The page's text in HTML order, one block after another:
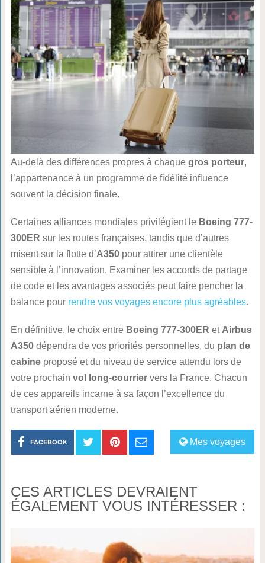
Au-delà des différences propres à chaque gros porteur,
l’appartenance à un programme de fidélité influence
souvent la décision finale.
Certaines alliances mondiales privilégient le Boeing 777-
300ER sur les routes françaises, tandis que d’autres
misent sur la flotte d’A350pour attirer une clientèle
sensible à l’innovation. Examiner les accords de partage
de code et les avantages associés peut faire pencher la
balance pour rendre vos voyages encore plus agréables.
En définitive, le choix entre Boeing 777-300ER et Airbus
A350dépendra de vos priorités personnelles, du plan de
cabineproposé et du niveau de service attendu lors de
votre prochain vol long-courriervers la France. Chacun
de ces appareils incarne à sa façon l’excellence du
transport aérien moderne.
Mes voyages
FACEBOOK
CES ARTICLES DEVRAIENT
ÉGALEMENT VOUS INTÉRESSER :